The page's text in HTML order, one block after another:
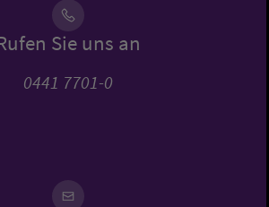
Sie uns an
0441 7701-0